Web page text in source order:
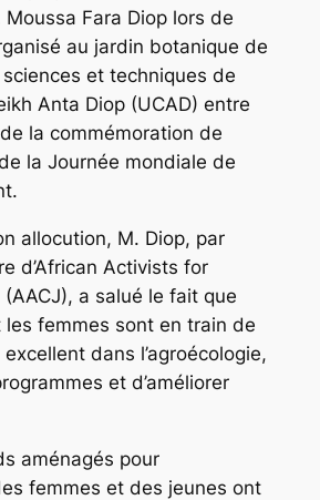
Moussa Fara Diop lors de
au jardin botanique de
et techniques de
Anta Diop (UCAD) entre
la commémoration de
la Journée mondiale de
allocution, M. Diop, par
d’African Activists for
a salué le fait que
les femmes sont en train de
dans l’agroécologie,
et d’améliorer
aménagés pour
femmes et des jeunes ont